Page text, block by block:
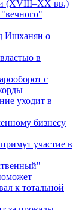
(XVIII–XX вв.)
Ишханян о
в
с
уходит в
бизнесу
участие в
к тотальной